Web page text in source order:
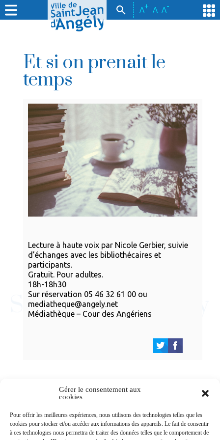
Gérer le consentement aux
cookies
Pour offrir les meilleures expériences, nous utilisons des technologies telles que les
cookies pour stocker et/ou accéder aux informations des appareils. Le fait de consentir
à ces technologies nous permettra de traiter des données telles que le comportement de
A+ A A-
Et si on prenait le
temps
Lecture à haute voix par Nicole Gerbier, suivie
d’échanges avec les bibliothécaires et
participants.
Gratuit. Pour adultes.
18h-18h30
Sur réservation 05 46 32 61 00 ou
mediatheque@angely.net
Médiathèque – Cour des Angériens
Newsletters